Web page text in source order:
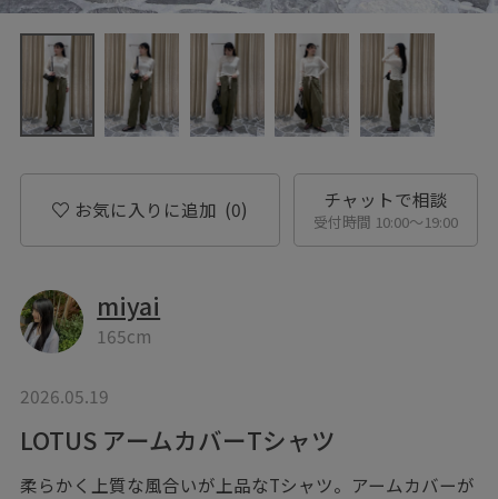
お気に入りに追加 (0) チャットで相談
受付時間 10:00〜19:00
miyai
165cm
2026.05.19
LOTUS アームカバーTシャツ
柔らかく上質な風合いが上品なTシャツ。アームカバーが